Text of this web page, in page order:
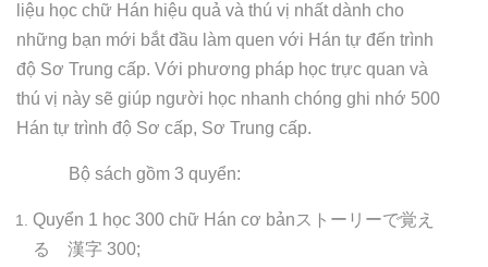
liệu học chữ Hán hiệu quả và thú vị nhất dành cho
những bạn mới bắt đầu làm quen với Hán tự đến trình
độ Sơ Trung cấp. Với phương pháp học trực quan và
thú vị này sẽ giúp người học nhanh chóng ghi nhớ 500
Hán tự trình độ Sơ cấp, Sơ Trung cấp.
Bộ sách gồm 3 quyển:
Quyển 1 học 300 chữ Hán cơ bảnストーリーで覚え
る 漢字 300;